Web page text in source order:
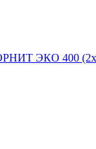
ЭКО 400